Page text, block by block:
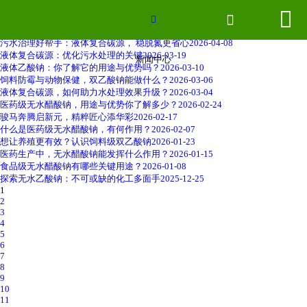
网站首页
厂房场景
2026世界杯官网

新闻中心
 
无水醋酸钠：工业与民生领域的多功能化工助剂
2026-04-20
污水治理好帮手：液体复合碳源， 稳脱氮更省心2026-04-08
液体复合碳源：优化污水处理的关键2026-03-19
液体乙酸钠：你了解它的用途与优势吗？ 2026-03-10
饲料防霉与动物保健，双乙酸钠能做什么？ 2026-03-06
液体复合碳源，如何助力水处理效果升级？ 2026-03-04
医药级无水醋酸钠，用途与优势你了解多少？ 2026-02-24
骏马奔腾启新元，精粹匠心添华彩2026-02-17
什么是医药级无水醋酸钠，有何作用？ 2026-02-07
想让养殖更有效？认识饲料级双乙酸钠2026-01-23
医药生产中，无水醋酸钠能发挥什么作用？ 2026-01-15
食品级无水醋酸钠有哪些关键用途？ 2026-01-08
探索无水乙酸钠：不可或缺的化工多面手2025-12-25
1
2
3
4
5
6
7
8
9
10
11